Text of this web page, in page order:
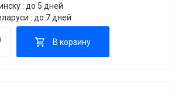
: до 5 дней
: до 7 дней
В корзину